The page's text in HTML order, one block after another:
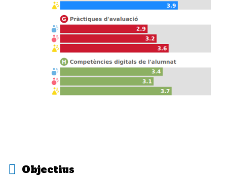
Objectius